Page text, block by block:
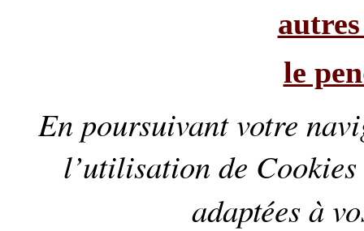
le
En poursuivant votre
l’utilisation de Cookies
adaptées à